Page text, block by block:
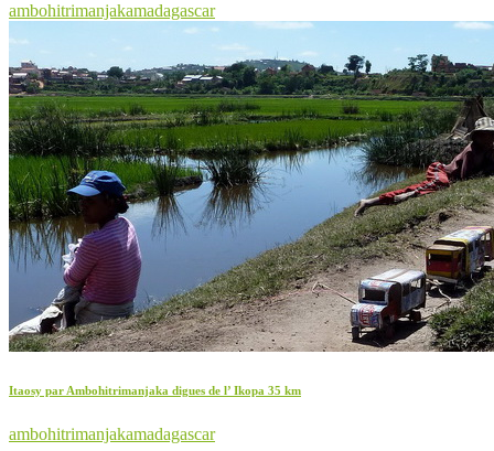
ambohitrimanjakamadagascar
Itaosy par Ambohitrimanjaka digues de l’ Ikopa 35 km
ambohitrimanjakamadagascar